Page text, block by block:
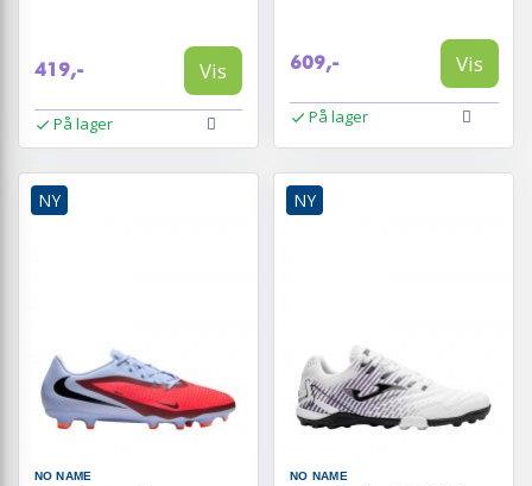
419,- Vis
På lager
609,- Vis
På lager
NY
NO NAME
NY
NO NAME